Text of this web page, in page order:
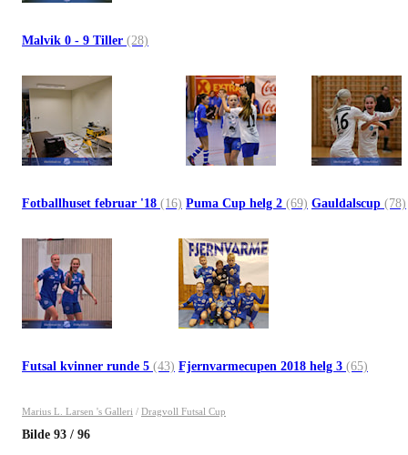
Malvik 0 - 9 Tiller (28)
Fotballhuset februar '18 (16) Puma Cup helg 2 (69) Gauldalscup (78)
Futsal kvinner runde 5 (43) Fjernvarmecupen 2018 helg 3 (65)
Marius L. Larsen 's Galleri / Dragvoll Futsal Cup
Bilde 93 / 96